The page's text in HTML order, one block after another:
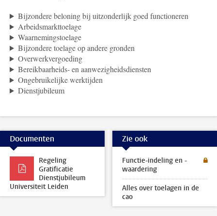
Bijzondere beloning bij uitzonderlijk goed functioneren
Arbeidsmarkttoelage
Waarnemingstoelage
Bijzondere toelage op andere gronden
Overwerkvergoeding
Bereikbaarheids- en aanwezigheidsdiensten
Ongebruikelijke werktijden
Dienstjubileum
Documenten
Regeling
Gratificatie
Dienstjubileum
Universiteit Leiden
Zie ook
Functie-indeling en -
waardering
Alles over toelagen in de
cao